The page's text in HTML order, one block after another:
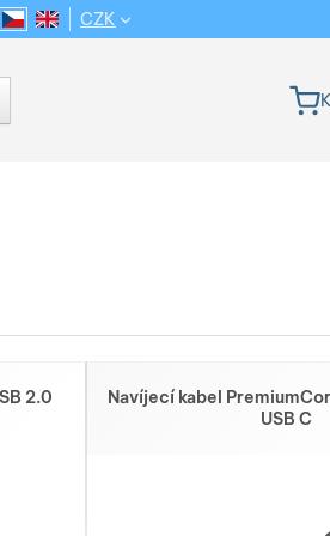
2.0
Navíjecí kabel
USB C
verze
CS EN
CZK